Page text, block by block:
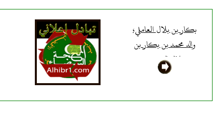
بكار بن بلال العاملي،
والد محمد بن بكار بن
بلال الدمشقي